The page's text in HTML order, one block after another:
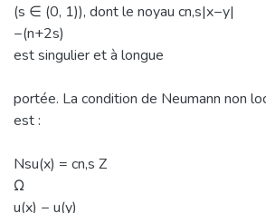
(s ∈ (0, 1)), dont le noyau cn,s|x−y|
−(n+2s)
est singulier et à longue
portée. La condition de Neumann non
est :
Nsu(x) = cn,s Z
Ω
u(x) − u(y)